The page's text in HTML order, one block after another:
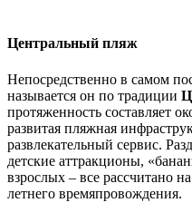
Центральный пляж
Непосредственно в самом
называется он по традиции
протяженность составляет
развитая пляжная
развлекательный сервис.
детские аттракционы,
взрослых – все рассчитано
летнего времяпровождения.